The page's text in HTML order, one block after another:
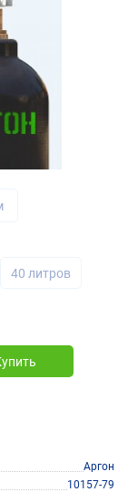
40 литров
Аргон
10157-79